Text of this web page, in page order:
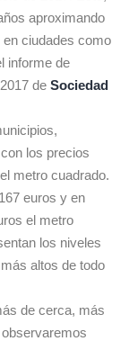
aproximando
ciudades como
informe de
de Sociedad
los precios
metro cuadrado.
euros y en
el metro
los niveles
altos de todo
de cerca, más